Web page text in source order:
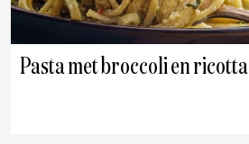
Pasta met broccoli en ricotta